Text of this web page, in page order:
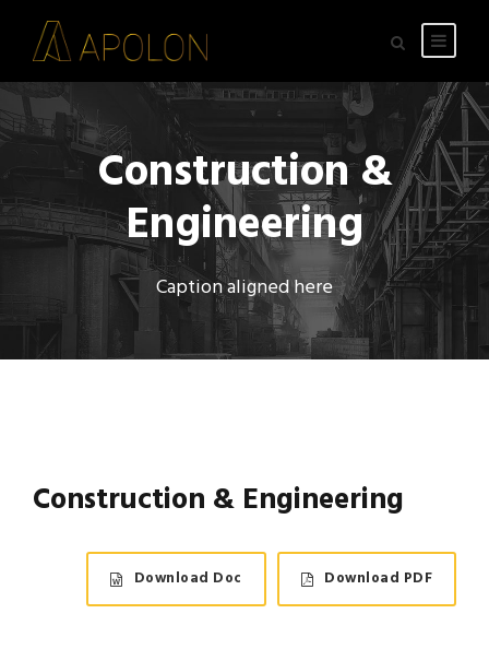
Construction &
Engineering
Caption aligned here
Construction & Engineering
Download Doc Download PDF